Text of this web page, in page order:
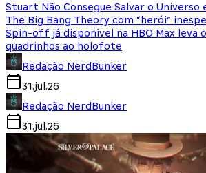
Stuart Não Consegue Salvar o Universo
The Big Bang Theory com “herói”
Spin-off já disponível na HBO Max leva
quadrinhos ao holofote
Redação NerdBunker
31.jul.26
Redação NerdBunker
31.jul.26